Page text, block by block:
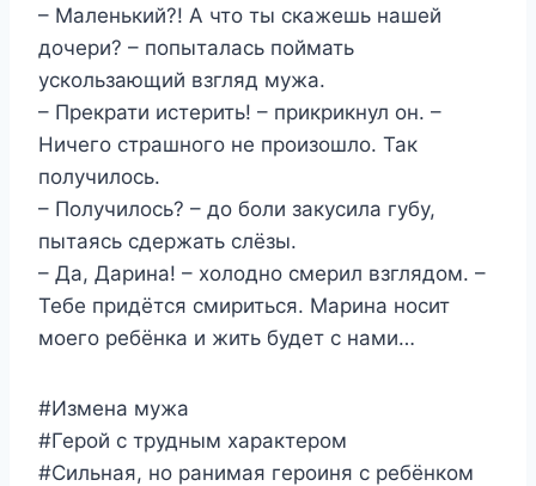
– Маленький?! А что ты скажешь нашей
дочери? – попыталась поймать
ускользающий взгляд мужа.
– Прекрати истерить! – прикрикнул он. –
Ничего страшного не произошло. Так
получилось.
– Получилось? – до боли закусила губу,
пытаясь сдержать слёзы.
– Да, Дарина! – холодно смерил взглядом. –
Тебе придётся смириться. Марина носит
моего ребёнка и жить будет с нами…
#Измена мужа
#Герой с трудным характером
#Сильная, но ранимая героиня с ребёнком